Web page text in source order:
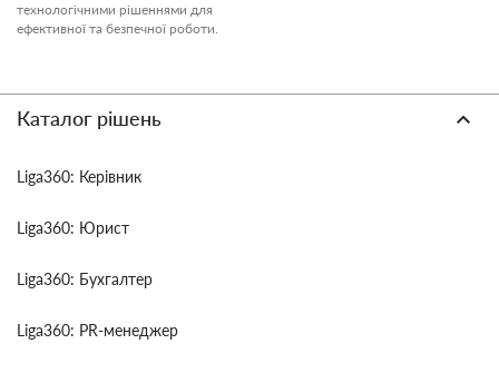
технологічними рішеннями для
ефективної та безпечної роботи.
Каталог рішень
Liga360: Керівник
Liga360: Юрист
Liga360: Бухгалтер
Liga360: PR-менеджер